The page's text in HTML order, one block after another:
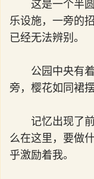
这是一个半
乐设施，一旁的
已经无法辨别。
公园中央有
旁，樱花如同裙
记忆出现了
么在这里，要做
乎激励着我。